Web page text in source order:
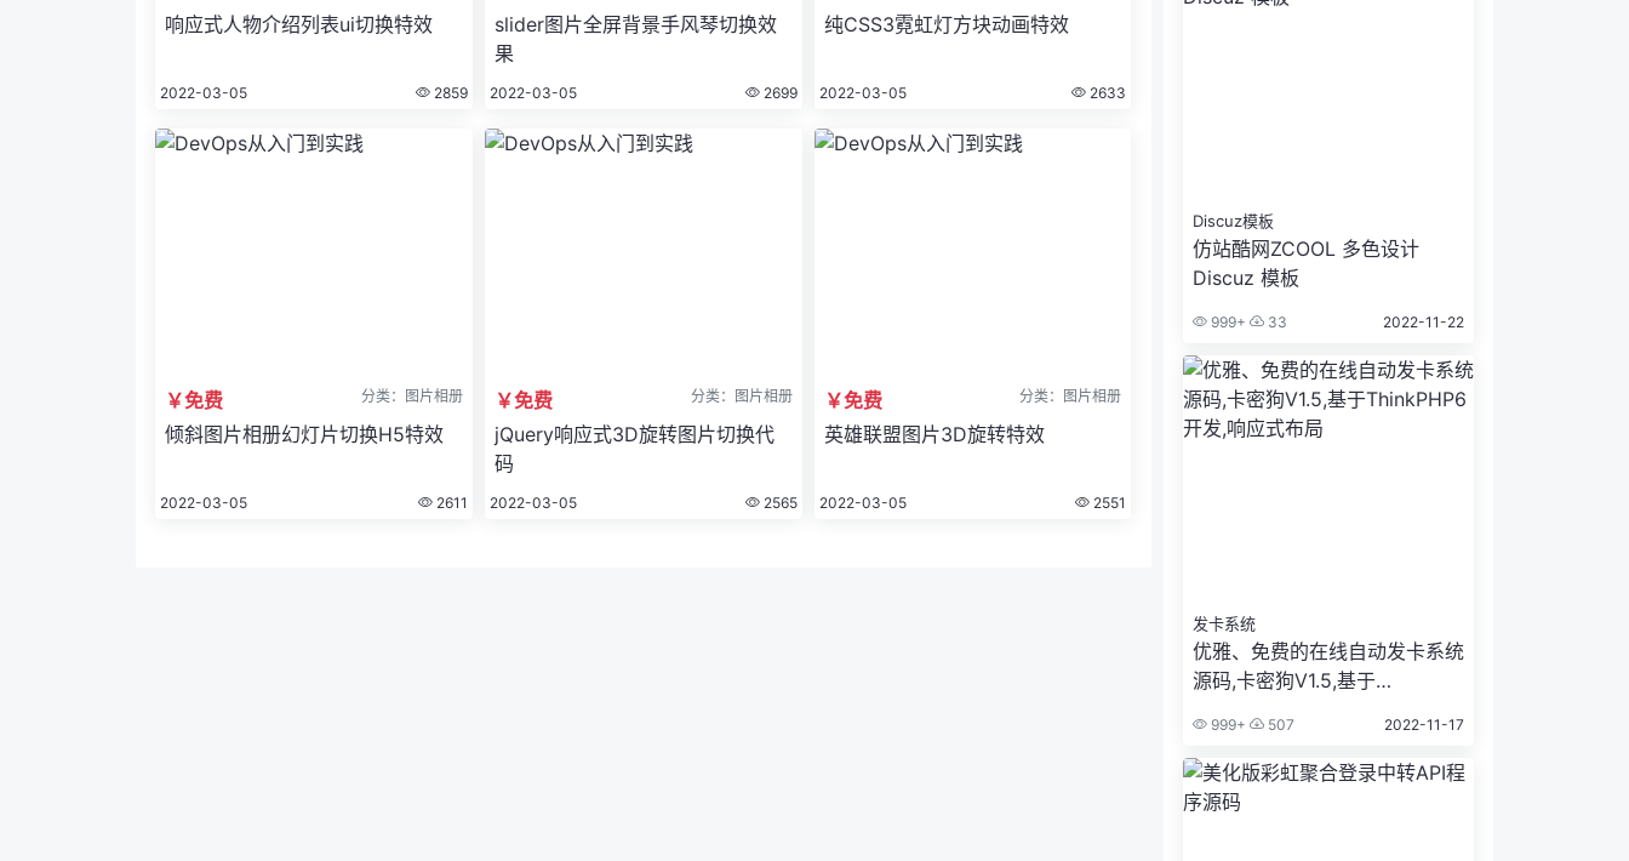
响应式人物介绍列表ui切换特效
2022-03-05 2859
slider图片全屏背景手风琴切换效
果
2022-03-05 2699
纯CSS3霓虹灯方块动画特效
2022-03-05 2633
￥免费 分类：图片相册
倾斜图片相册幻灯片切换H5特效
2022-03-05 2611
￥免费 分类：图片相册
jQuery响应式3D旋转图片切换代
码
2022-03-05 2565
￥免费 分类：图片相册
英雄联盟图片3D旋转特效
2022-03-05 2551
Discuz模板
仿站酷网ZCOOL 多色设计
Discuz 模板
999+ 33 2022-11-22
发卡系统
优雅、免费的在线自动发卡系统
源码,卡密狗V1.5,基于
999+ 507 2022-11-17